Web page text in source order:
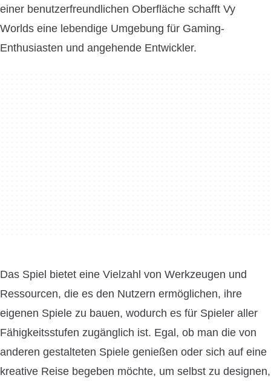
einer benutzerfreundlichen Oberfläche schafft Vy
Worlds eine lebendige Umgebung für Gaming-
Enthusiasten und angehende Entwickler.
Das Spiel bietet eine Vielzahl von Werkzeugen und
Ressourcen, die es den Nutzern ermöglichen, ihre
eigenen Spiele zu bauen, wodurch es für Spieler aller
Fähigkeitsstufen zugänglich ist. Egal, ob man die von
anderen gestalteten Spiele genießen oder sich auf eine
kreative Reise begeben möchte, um selbst zu designen,